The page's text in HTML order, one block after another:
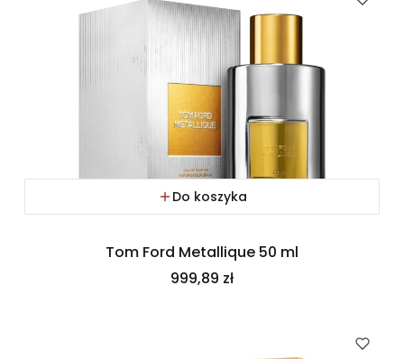
Do koszyka
Tom Ford Metallique 50 ml
Cena
999,89 zł